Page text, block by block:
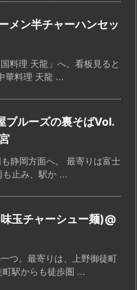
メン半チャーハンセッ
料理 天龍」へ。看板見ると
華料理 天龍 ...
ブルーズの裏そばVol.
静岡方面へ。 最寄りは富士
止み、駅か ...
玉チャーシュー麺)@
つ。最寄りは、上野御徒町
駅からも徒歩圏 ...